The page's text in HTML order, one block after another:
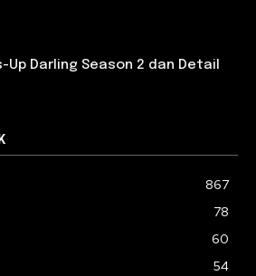
Up Darling Season 2 dan Detail
867
78
60
54